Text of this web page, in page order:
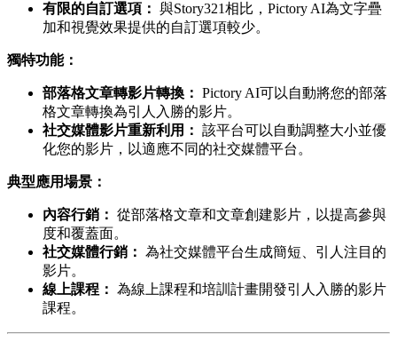
有限的自訂選項： 與Story321相比，Pictory AI為文字疊
加和視覺效果提供的自訂選項較少。
獨特功能：
部落格文章轉影片轉換： Pictory AI可以自動將您的部落
格文章轉換為引人入勝的影片。
社交媒體影片重新利用： 該平台可以自動調整大小並優
化您的影片，以適應不同的社交媒體平台。
典型應用場景：
內容行銷： 從部落格文章和文章創建影片，以提高參與
度和覆蓋面。
社交媒體行銷： 為社交媒體平台生成簡短、引人注目的
影片。
線上課程： 為線上課程和培訓計畫開發引人入勝的影片
課程。